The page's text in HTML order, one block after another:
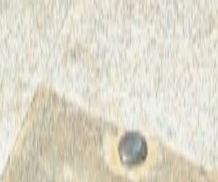
25 ans d'engagement
pour les droits des femmes en Afrique de
l'ouest.